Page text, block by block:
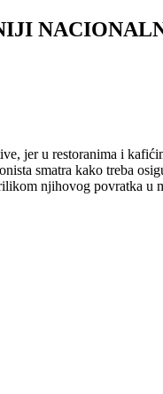
jer u restoranima i
smatra kako treba
njihovog povratka u